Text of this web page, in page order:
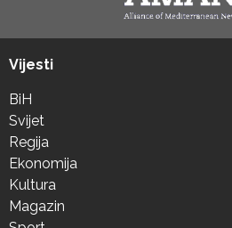
Vijesti
BiH
Svijet
Regija
Ekonomija
Kultura
Magazin